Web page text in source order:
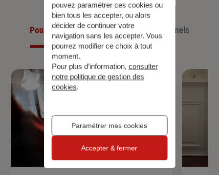
Pour les particuliersPour les professionnels
pouvez paramétrer ces cookies ou
bien tous les accepter, ou alors
décider de continuer votre
navigation sans les accepter. Vous
pourrez modifier ce choix à tout
moment.
Pour plus d’information, consulter
notre politique de gestion des
cookies.
Paramétrer mes cookies
Accepter & fermer